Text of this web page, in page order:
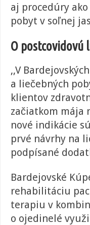
aj procedúry
pobyt v soľnej
O postcovidovú
,,V
a liečebných
klientov
začiatkom mája
nové indikácie
prvé návrhy na
podpísané
Bardejovské
rehabilitáciu
terapiu v
o ojedinelé